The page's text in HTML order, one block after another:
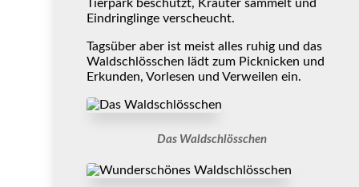
Tierpark beschützt, Kräuter sammelt und
Eindringlinge verscheucht.
Tagsüber aber ist meist alles ruhig und das
Waldschlösschen lädt zum Picknicken und
Erkunden, Vorlesen und Verweilen ein.
Das Waldschlösschen